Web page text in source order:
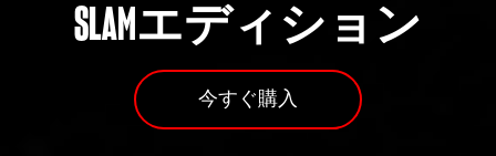
SLAMエディション
今すぐ購入